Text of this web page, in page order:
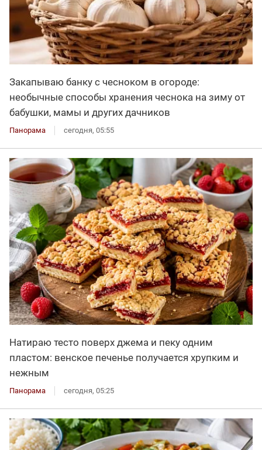
Закапываю банку с чесноком в огороде:
необычные способы хранения чеснока на зиму от
бабушки, мамы и других дачников
Панорама сегодня, 05:55
Натираю тесто поверх джема и пеку одним
пластом: венское печенье получается хрупким и
нежным
Панорама сегодня, 05:25